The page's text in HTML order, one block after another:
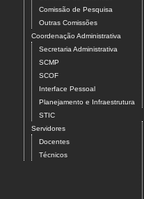
Comissão de Pesquisa
Outras Comissões
Coordenação Administrativa
Secretaria Administrativa
SCMP
SCOF
Interface Pessoal
Planejamento e Infraestrutura
STIC
Servidores
Docentes
Técnicos